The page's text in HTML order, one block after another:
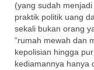
(yang sudah
praktik politik uang
sekali bukan orang
“rumah mewah dan
kepolisian hingga
kediamannya hanya